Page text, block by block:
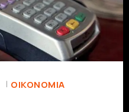
ΟΙΚΟΝΟΜΊΑ